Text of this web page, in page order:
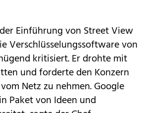
Einführung von Street View
Verschlüsselungssoftware von
kritisiert. Er drohte mit
und forderte den Konzern
Netz zu nehmen. Google
Paket von Ideen und